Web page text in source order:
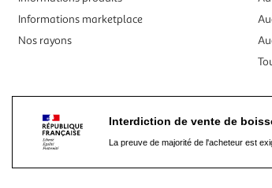
Informations marketplace
Nos rayons
Interdiction de vente de
La preuve de majorité de l'acheteur est